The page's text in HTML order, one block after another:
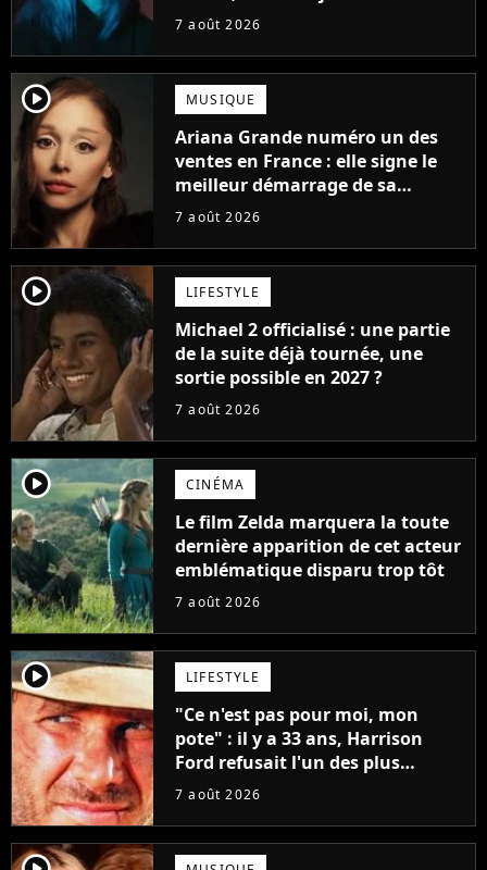
d'été
7 août 2026
player2 MUSIQUE
Ariana Grande numéro un des
ventes en France : elle signe le
meilleur démarrage de sa
carrière avec son album Petal
7 août 2026
player2 LIFESTYLE
Michael 2 officialisé : une partie
de la suite déjà tournée, une
sortie possible en 2027 ?
7 août 2026
player2 CINÉMA
Le film Zelda marquera la toute
dernière apparition de cet acteur
emblématique disparu trop tôt
7 août 2026
player2 LIFESTYLE
"Ce n'est pas pour moi, mon
pote" : il y a 33 ans, Harrison
Ford refusait l'un des plus
grands succès de tous les temps
7 août 2026